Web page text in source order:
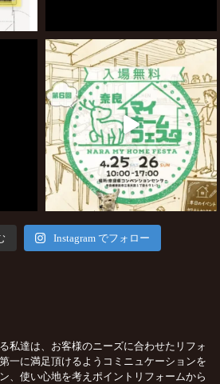
Instagram でフォロー
私達は、お客様のニーズに合わせたリフォ
一に満足頂けるようコミニュケーションを
、使い心地を考えポイントリフォームから